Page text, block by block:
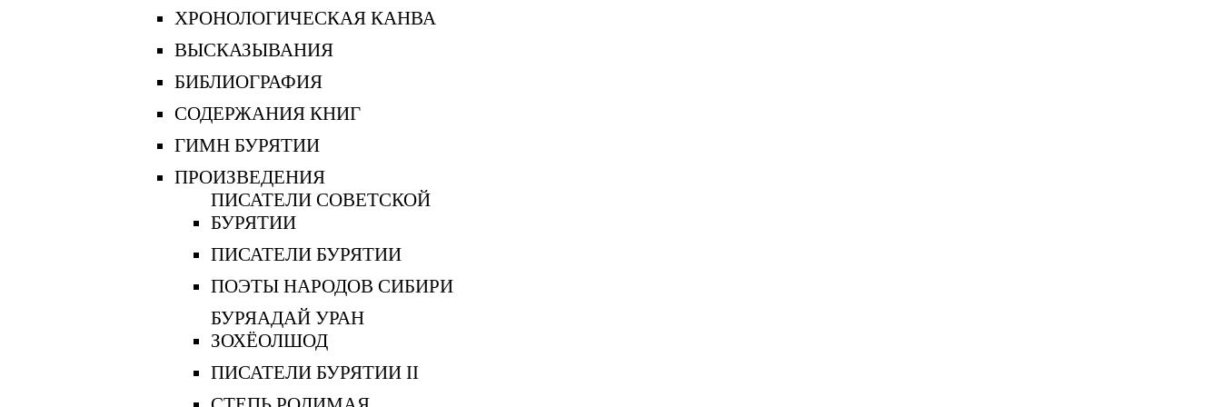
ХРОНОЛОГИЧЕСКАЯ КАНВА
ВЫСКАЗЫВАНИЯ
БИБЛИОГРАФИЯ
СОДЕРЖАНИЯ КНИГ
ГИМН БУРЯТИИ
ПРОИЗВЕДЕНИЯ
ПИСАТЕЛИ СОВЕТСКОЙ
БУРЯТИИ
ПИСАТЕЛИ БУРЯТИИ
ПОЭТЫ НАРОДОВ СИБИРИ
БУРЯАДАЙ УРАН
ЗОХЁОЛШОД
ПИСАТЕЛИ БУРЯТИИ II